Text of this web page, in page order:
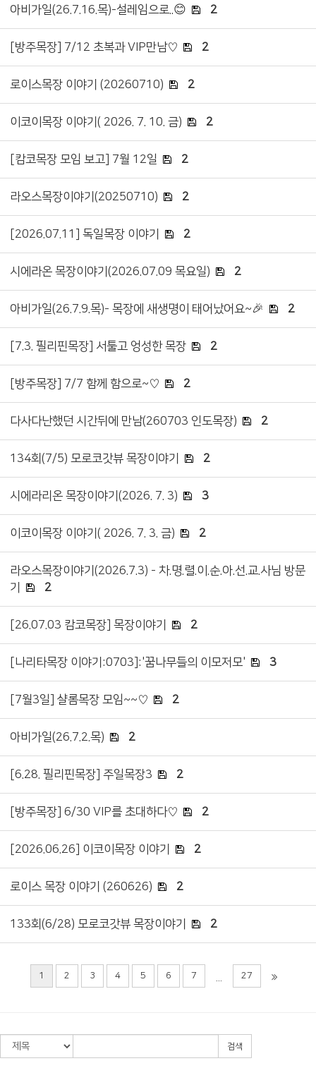
아비가일(26.7.16.목)-설레임으로..😊 2
[방주목장] 7/12 초복과 VIP만남♡ 2
로이스목장 이야기 (20260710) 2
이코이목장 이야기( 2026. 7. 10. 금) 2
[캄코목장 모임 보고] 7월 12일 2
라오스목장이야기(20250710) 2
[2026.07.11] 독일목장 이야기 2
시에라온 목장이야기(2026.07.09 목요일) 2
아비가일(26.7.9.목)- 목장에 새생명이 태어났어요~🎉 2
[7.3. 필리핀목장] 서툴고 엉성한 목장 2
[방주목장] 7/7 함께 함으로~♡ 2
다사다난했던 시간뒤에 만남(260703 인도목장) 2
134회(7/5) 모로코갓뷰 목장이야기 2
시에라리온 목장이야기(2026. 7. 3) 3
이코이목장 이야기( 2026. 7. 3. 금) 2
라오스목장이야기(2026.7.3) - 차.명.렬.이.순.아.선.교.사님 방문
기
2
[26.07.03 캄코목장] 목장이야기 2
[나리타목장 이야기:0703]:'꿈나무들의 이모저모' 3
[7월3일] 샬롬목장 모임~~♡ 2
아비가일(26.7.2.목) 2
[6.28. 필리핀목장] 주일목장3 2
[방주목장] 6/30 VIP를 초대하다♡ 2
[2026.06.26] 이코이목장 이야기 2
로이스 목장 이야기 (260626) 2
133회(6/28) 모로코갓뷰 목장이야기 2
1 2 3 4 5 6 7 27
검색